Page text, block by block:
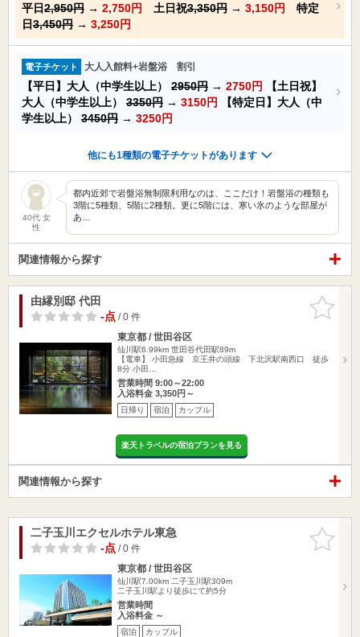
平日2,950円 → 2,750円 土日祝3,350円 → 3,150円
特定
日3,450円 → 3,250円
電子チケット 大人入館料+岩盤浴 割引
【平日】大人（中学生以上） 2950円 → 2750円
【土日祝】
大人（中学生以上） 3350円 → 3150円
【特定日】大人（中
学生以上） 3450円 → 3250円
他にも1種類の電子チケットがあります
40代 女
性
都内近郊で岩盤浴無制限利用なのは、ここだけ！岩盤浴の種類も
3階に5種類、5階に2種類。更に5階には、寒い氷のような部屋が
あ…
関連情報から探す
お気に入
りに追加
由縁別邸 代田
-点/ 0 件
東京都 / 世田谷区
仙川駅6.99km 世田谷代田駅89m
【電車】 小田急線 京王井の頭線 下北沢駅南西口 徒歩
8分 小田…
営業時間 9:00～22:00
入浴料金 3,350円～
日帰り 宿泊 カップル
楽天トラベルの宿泊プランを見る
関連情報から探す
お気に入
りに追加
二子玉川エクセルホテル東急
-点/ 0 件
東京都 / 世田谷区
仙川駅7.00km 二子玉川駅309m
二子玉川駅より徒歩にて約5分
営業時間
入浴料金 ～
宿泊 カップル